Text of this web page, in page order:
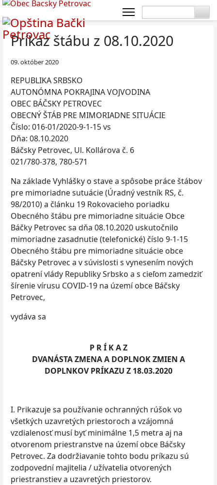
Príkaz štábu z 08.10.2020
09. október 2020
REPUBLIKA SRBSKO
AUTONÓMNA POKRAJINA VOJVODINA
OBEC BÁČSKY PETROVEC
OBECNÝ ŠTÁB PRE MIMORIADNE SITUÁCIE
Číslo: 016-01/2020-9-1-15 vs
Dňa: 08.10.2020
Báčsky Petrovec, Ul. Kollárova č. 6
021/780-378, 780-571
Na základe Vyhlášky o stave a spôsobe práce štábov
pre mimoriadne sutuácie (Úradný vestník RS, č.
98/2010) a článku 19 Rokovacieho poriadku
Obecného štábu pre mimoriadne situácie Obce
Báčky Petrovec sa dňa 08.10.2020 uskutočnilo
mimoriadne zasadnutie (telefonické) číslo 9-1-15
Obecného štábu pre mimoriadne situácie obce
Báčsky Petrovec a v súvislosti s vynesením nových
opatrení vlády Republiky Srbsko a s cieľom zamedziť
šírenie vírusu COVID-19 na území obce Báčsky
Petrovec,
vydáva sa
P R Í K A Z
DVANÁSTA ZMENA A DOPLNOK ZMIEN A
DOPLNKOV PRÍKAZU Z 18.03.2020
I. Prikazuje sa používanie ochranných rúšok vo
všetkých uzavretých priestoroch a vzájomná
vzdialenosť musí byť minimálne 1,5 metra aj na
otvorenom priestranstve na území obce Báčsky
Petrovec. Za dodržiavanie tohto bodu príkazu sú
zodpovední majitelia / užívatelia otvorených
priestranstiev a uzavretých priestorov.